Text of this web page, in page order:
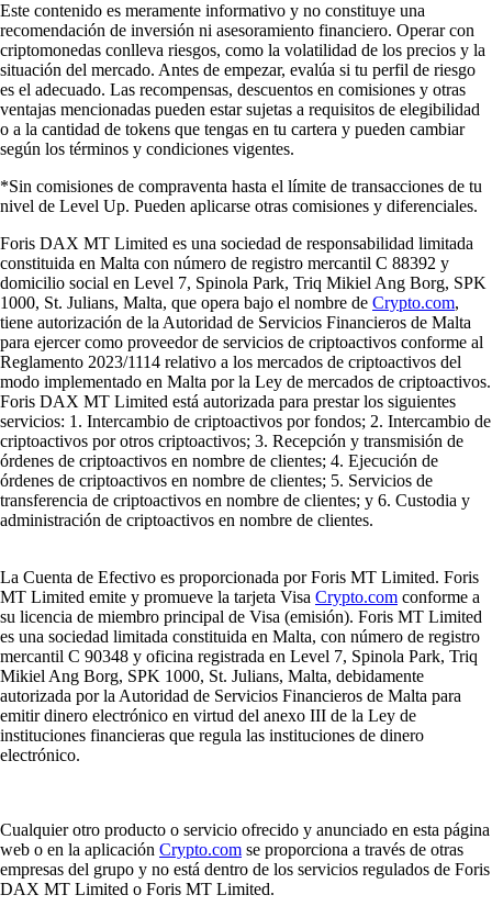
Este contenido es meramente informativo y no constituye una
recomendación de inversión ni asesoramiento financiero. Operar con
criptomonedas conlleva riesgos, como la volatilidad de los precios y la
situación del mercado. Antes de empezar, evalúa si tu perfil de riesgo
es el adecuado. Las recompensas, descuentos en comisiones y otras
ventajas mencionadas pueden estar sujetas a requisitos de elegibilidad
o a la cantidad de tokens que tengas en tu cartera y pueden cambiar
según los términos y condiciones vigentes.
*Sin comisiones de compraventa hasta el límite de transacciones de tu
nivel de Level Up. Pueden aplicarse otras comisiones y diferenciales.
Foris DAX MT Limited es una sociedad de responsabilidad limitada
constituida en Malta con número de registro mercantil C 88392 y
domicilio social en Level 7, Spinola Park, Triq Mikiel Ang Borg, SPK
1000, St. Julians, Malta, que opera bajo el nombre de Crypto.com,
tiene autorización de la Autoridad de Servicios Financieros de Malta
para ejercer como proveedor de servicios de criptoactivos conforme al
Reglamento 2023/1114 relativo a los mercados de criptoactivos del
modo implementado en Malta por la Ley de mercados de criptoactivos.
Foris DAX MT Limited está autorizada para prestar los siguientes
servicios: 1. Intercambio de criptoactivos por fondos; 2. Intercambio de
criptoactivos por otros criptoactivos; 3. Recepción y transmisión de
órdenes de criptoactivos en nombre de clientes; 4. Ejecución de
órdenes de criptoactivos en nombre de clientes; 5. Servicios de
transferencia de criptoactivos en nombre de clientes; y 6. Custodia y
administración de criptoactivos en nombre de clientes.
La Cuenta de Efectivo es proporcionada por Foris MT Limited. Foris
MT Limited emite y promueve la tarjeta Visa Crypto.com conforme a
su licencia de miembro principal de Visa (emisión). Foris MT Limited
es una sociedad limitada constituida en Malta, con número de registro
mercantil C 90348 y oficina registrada en Level 7, Spinola Park, Triq
Mikiel Ang Borg, SPK 1000, St. Julians, Malta, debidamente
autorizada por la Autoridad de Servicios Financieros de Malta para
emitir dinero electrónico en virtud del anexo III de la Ley de
instituciones financieras que regula las instituciones de dinero
electrónico.
Cualquier otro producto o servicio ofrecido y anunciado en esta página
web o en la aplicación Crypto.com se proporciona a través de otras
empresas del grupo y no está dentro de los servicios regulados de Foris
DAX MT Limited o Foris MT Limited.